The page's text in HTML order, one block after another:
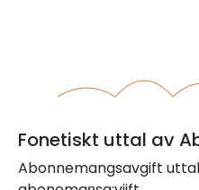
Fonetiskt uttal av
Abonnemangsavgift